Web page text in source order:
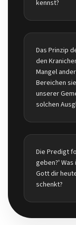
kennst?
Das Prinzip
den
Mangel
Bereichen
unserer
solchen
Die Predigt
geben?'
Gott dir
schenkt?